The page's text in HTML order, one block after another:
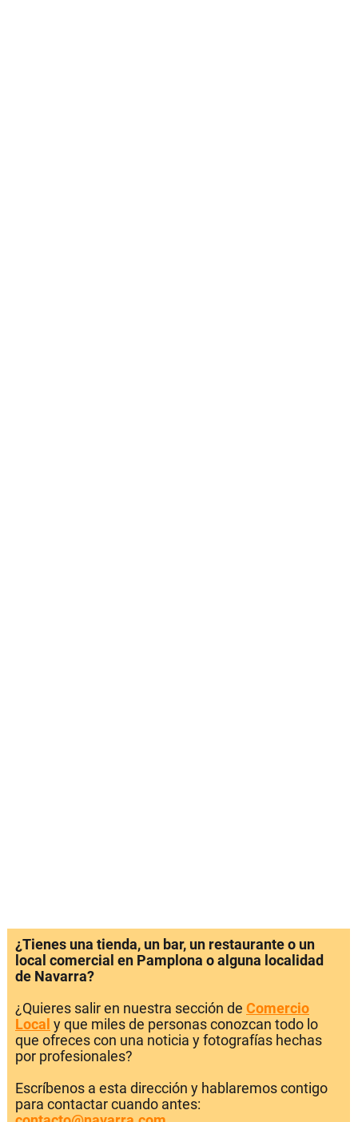
¿Tienes una tienda, un bar, un restaurante o un
local comercial en Pamplona o alguna localidad
de Navarra?
¿Quieres salir en nuestra sección de Comercio
Local y que miles de personas conozcan todo lo
que ofreces con una noticia y fotografías hechas
por profesionales?
Escríbenos a esta dirección y hablaremos contigo
para contactar cuando antes: